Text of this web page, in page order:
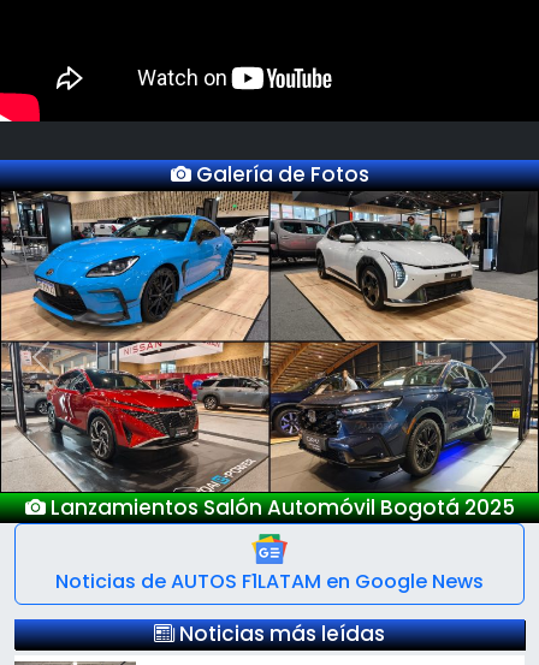
Galería de Fotos
Nuevo Deepal S05
Previous Next
Noticias de AUTOS F1LATAM en Google News
Noticias más leídas